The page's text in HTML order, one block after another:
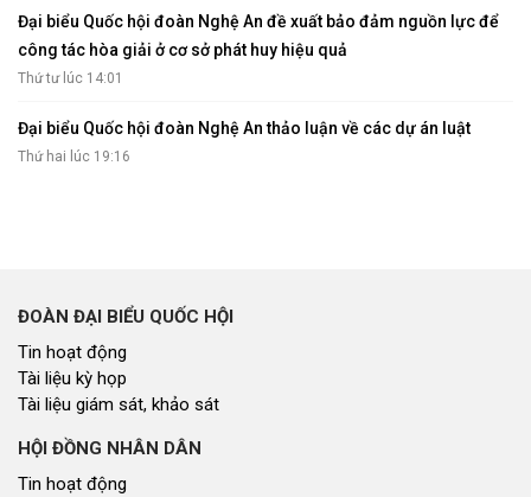
Đại biểu Quốc hội đoàn Nghệ An đề xuất bảo đảm nguồn lực để
công tác hòa giải ở cơ sở phát huy hiệu quả
Thứ tư lúc 14:01
Đại biểu Quốc hội đoàn Nghệ An thảo luận về các dự án luật
Thứ hai lúc 19:16
ĐOÀN ĐẠI BIỂU QUỐC HỘI
Tin hoạt động
Tài liệu kỳ họp
Tài liệu giám sát, khảo sát
HỘI ĐỒNG NHÂN DÂN
Tin hoạt động